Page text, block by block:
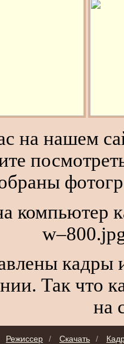
на нашем
кадры
Так что
на
Режиссер / Скачать /